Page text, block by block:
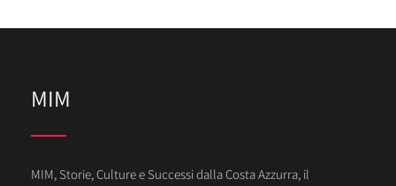
MIM
MIM, Storie, Culture e Successi dalla Costa Azzurra, il